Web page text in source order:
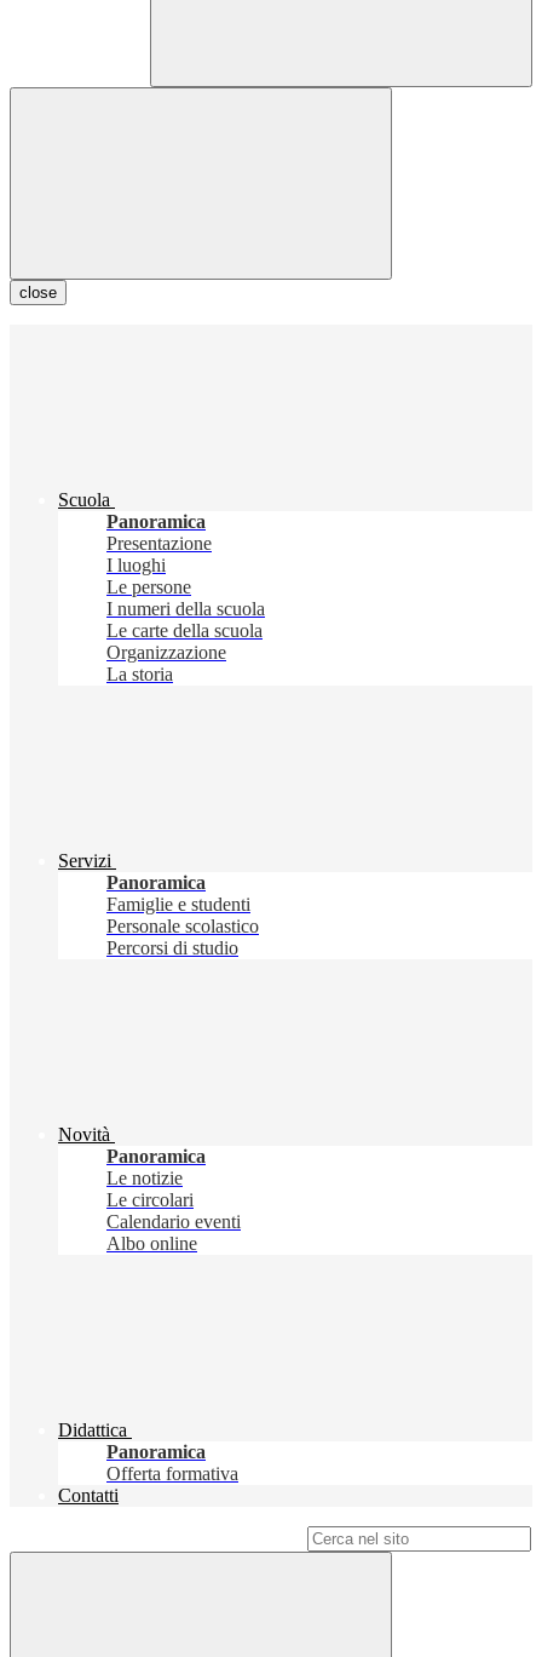
close
Scuola
Panoramica
Presentazione
I luoghi
Le persone
I numeri della scuola
Le carte della scuola
Organizzazione
La storia
Servizi
Panoramica
Famiglie e studenti
Personale scolastico
Percorsi di studio
Novità
Panoramica
Le notizie
Le circolari
Calendario eventi
Albo online
Didattica
Panoramica
Offerta formativa
Contatti